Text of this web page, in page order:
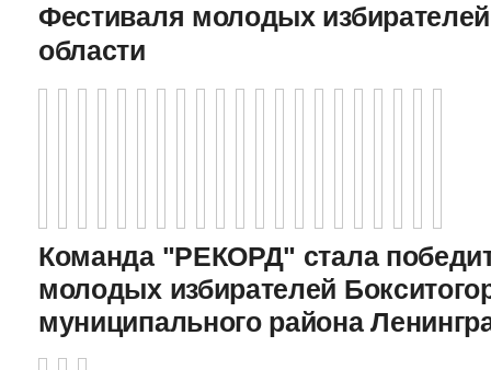
Фестиваля молодых
области
Команда "РЕКОРД" стала
молодых избирателей
муниципального района